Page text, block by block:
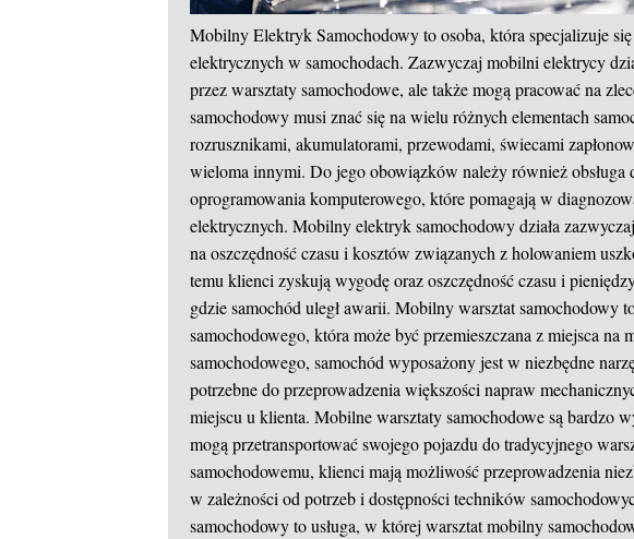
Mobilny Elektryk Samochodowy to osoba, która specjalizuje
elektrycznych w samochodach. Zazwyczaj mobilni elektrycy
przez warsztaty samochodowe, ale także mogą pracować na
samochodowy musi znać się na wielu różnych elementach
rozrusznikami, akumulatorami, przewodami, świecami
wieloma innymi. Do jego obowiązków należy również obsługa
oprogramowania komputerowego, które pomagają w
elektrycznych. Mobilny elektryk samochodowy działa
na oszczędność czasu i kosztów związanych z holowaniem
temu klienci zyskują wygodę oraz oszczędność czasu i
gdzie samochód uległ awarii. Mobilny warsztat samochodowy
samochodowego, która może być przemieszczana z miejsca
samochodowego, samochód wyposażony jest w niezbędne
potrzebne do przeprowadzenia większości napraw
miejscu u klienta. Mobilne warsztaty samochodowe są bardzo
mogą przetransportować swojego pojazdu do tradycyjnego
samochodowemu, klienci mają możliwość przeprowadzenia
w zależności od potrzeb i dostępności techników
samochodowy to usługa, w której warsztat mobilny